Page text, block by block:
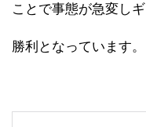
ことで事態が急変し
勝利となっています。